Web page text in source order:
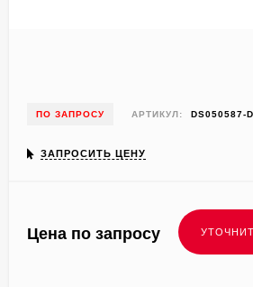
ПО ЗАПРОСУ АРТИКУЛ: DS050587-
ЗАПРОСИТЬ ЦЕНУ
Цена по запросу